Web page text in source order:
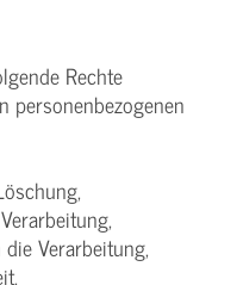
Rechte
personenbezogenen
Verarbeitung,